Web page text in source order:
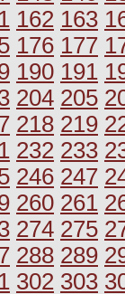
162 163
176 177
190 191
204 205
218 219
232 233
246 247
260 261
274 275
288 289
302 303